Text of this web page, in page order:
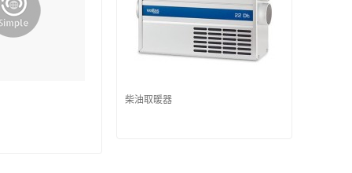
柴油取暖器